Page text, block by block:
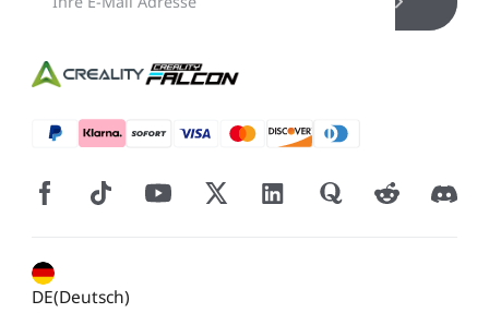
DE(Deutsch)